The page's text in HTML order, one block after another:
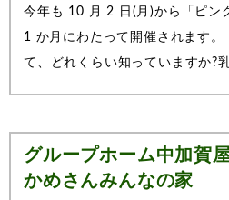
今年も 10 月 2 日(月)から「ピン
1 か月にわたって開催されます
て、どれくらい知っていますか?
グループホーム中加賀
かめさんみんなの家